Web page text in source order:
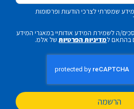
שמסרתי לצרכי הודעות ופרסומות
ה לשמירת המידע אודותיי במאגרי המידע
בהתאם למדיניות הפרטיותשל אלמ.
הרשמה